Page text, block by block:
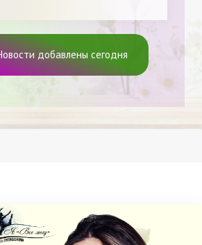
добавлены сегодня